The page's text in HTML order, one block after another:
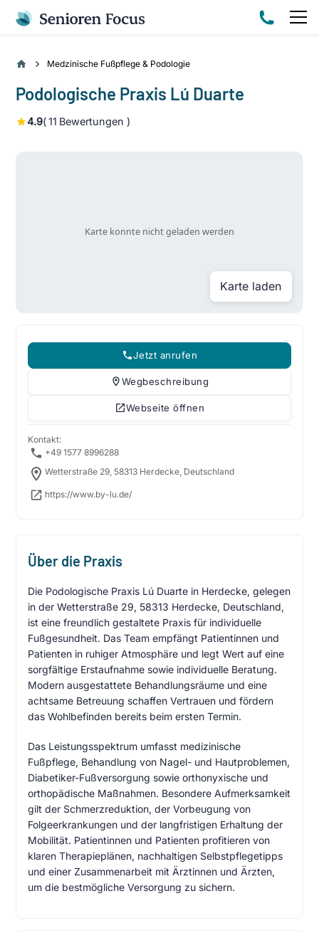
Medzinische Fußpflege & Podologie
Podologische Praxis Lú Duarte
4.9(11 Bewertungen )
Karte laden
Jetzt anrufen
Wegbeschreibung
Webseite öffnen
Kontakt:
+49 1577 8996288
Wetterstraße 29, 58313 Herdecke, Deutschland
https://www.by-lu.de/
Über die Praxis
Die Podologische Praxis Lú Duarte in Herdecke, gelegen
in der Wetterstraße 29, 58313 Herdecke, Deutschland,
ist eine freundlich gestaltete Praxis für individuelle
Fußgesundheit. Das Team empfängt Patientinnen und
Patienten in ruhiger Atmosphäre und legt Wert auf eine
sorgfältige Erstaufnahme sowie individuelle Beratung.
Modern ausgestattete Behandlungsräume und eine
achtsame Betreuung schaffen Vertrauen und fördern
das Wohlbefinden bereits beim ersten Termin.
Das Leistungsspektrum umfasst medizinische
Fußpflege, Behandlung von Nagel- und Hautproblemen,
Diabetiker-Fußversorgung sowie orthonyxische und
orthopädische Maßnahmen. Besondere Aufmerksamkeit
gilt der Schmerzreduktion, der Vorbeugung von
Folgeerkrankungen und der langfristigen Erhaltung der
Mobilität. Patientinnen und Patienten profitieren von
klaren Therapieplänen, nachhaltigen Selbstpflegetipps
und einer Zusammenarbeit mit Ärztinnen und Ärzten,
um die bestmögliche Versorgung zu sichern.